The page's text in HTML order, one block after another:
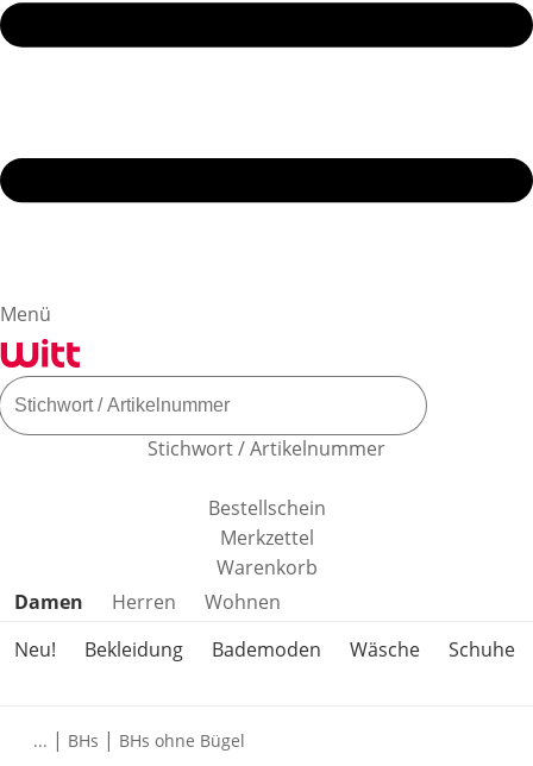
Menü
Stichwort / Artikelnummer
Bestellschein
Merkzettel
Warenkorb
Produktkategorien überspringen
Damen Herren
Wohnen
Neu!
Bekleidung Bademoden Wäsche Schuhe
... | BHs | BHs ohne Bügel